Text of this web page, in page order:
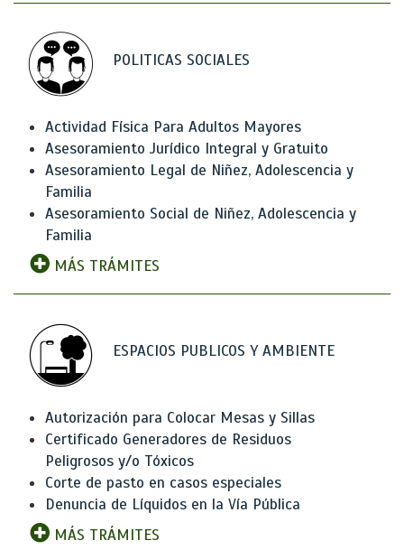
POLITICAS SOCIALES
Actividad Física Para Adultos Mayores
Asesoramiento Jurídico Integral y Gratuito
Asesoramiento Legal de Niñez, Adolescencia y
Familia
Asesoramiento Social de Niñez, Adolescencia y
Familia
MÁS TRÁMITES
ESPACIOS PUBLICOS Y AMBIENTE
Autorización para Colocar Mesas y Sillas
Certificado Generadores de Residuos
Peligrosos y/o Tóxicos
Corte de pasto en casos especiales
Denuncia de Líquidos en la Vía Pública
MÁS TRÁMITES